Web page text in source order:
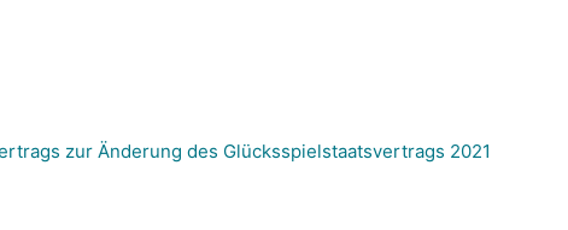
zur Änderung des Glücksspielstaatsvertrags 2021